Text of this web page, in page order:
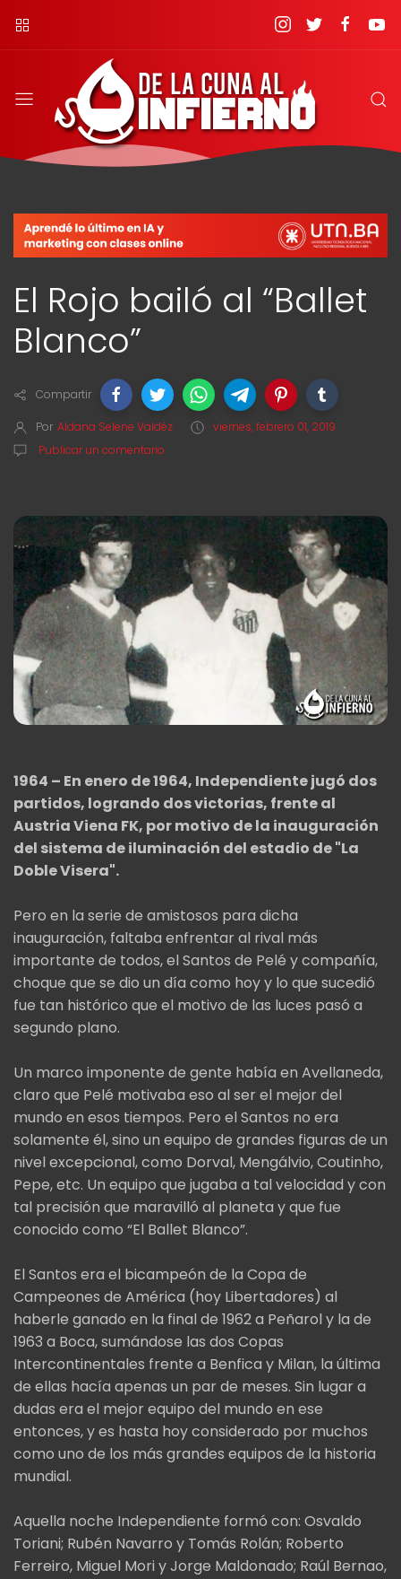
El Rojo bailó al “Ballet
Blanco”
Compartir
Por Aldana Selene Valdéz
viernes, febrero 01, 2019
Publicar un comentario
1964 – En enero de 1964, Independiente jugó dos
partidos, logrando dos victorias, frente al
Austria Viena FK, por motivo de la inauguración
del sistema de iluminación del estadio de "La
Doble Visera".
Pero en la serie de amistosos para dicha
inauguración, faltaba enfrentar al rival más
importante de todos, el Santos de Pelé y compañía,
choque que se dio un día como hoy y lo que sucedió
fue tan histórico que el motivo de las luces pasó a
segundo plano.
Un marco imponente de gente había en Avellaneda,
claro que Pelé motivaba eso al ser el mejor del
mundo en esos tiempos. Pero el Santos no era
solamente él, sino un equipo de grandes figuras de un
nivel excepcional, como Dorval, Mengálvio, Coutinho,
Pepe, etc. Un equipo que jugaba a tal velocidad y con
tal precisión que maravilló al planeta y que fue
conocido como “El Ballet Blanco”.
El Santos era el bicampeón de la Copa de
Campeones de América (hoy Libertadores) al
haberle ganado en la final de 1962 a Peñarol y la de
1963 a Boca, sumándose las dos Copas
Intercontinentales frente a Benfica y Milan, la última
de ellas hacía apenas un par de meses. Sin lugar a
dudas era el mejor equipo del mundo en ese
entonces, y es hasta hoy considerado por muchos
como uno de los más grandes equipos de la historia
mundial.
Aquella noche Independiente formó con: Osvaldo
Toriani; Rubén Navarro y Tomás Rolán; Roberto
Ferreiro, Miguel Mori y Jorge Maldonado; Raúl Bernao,